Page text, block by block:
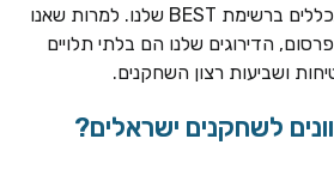
אבטחה ומהירות משיכה נכללים ברשימת BEST שלנו. למרות שאנו
הדירוגים שלנו הם בלתי תלויים
ושביעות רצון השחקנים.
לשחקנים ישראלים?